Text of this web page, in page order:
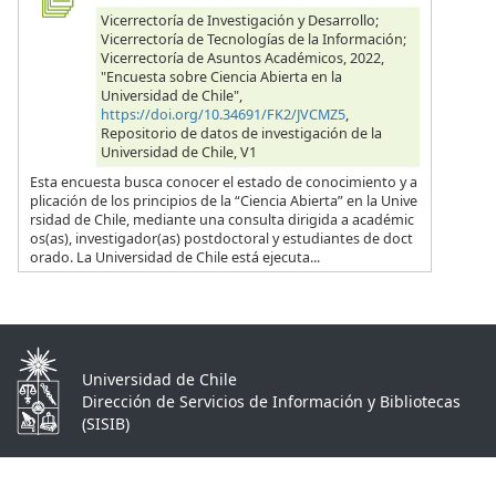
Vicerrectoría de Investigación y Desarrollo;
Vicerrectoría de Tecnologías de la Información;
Vicerrectoría de Asuntos Académicos, 2022,
"Encuesta sobre Ciencia Abierta en la
Universidad de Chile",
https://doi.org/10.34691/FK2/JVCMZ5,
Repositorio de datos de investigación de la
Universidad de Chile, V1
Esta encuesta busca conocer el estado de conocimiento y a
plicación de los principios de la “Ciencia Abierta” en la Unive
rsidad de Chile, mediante una consulta dirigida a académic
os(as), investigador(as) postdoctoral y estudiantes de doct
orado. La Universidad de Chile está ejecuta...
Universidad de Chile
Dirección de Servicios de Información y Bibliotecas
(SISIB)